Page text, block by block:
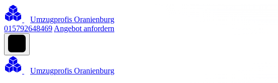
Umzugprofis Oranienburg
015792648469 Angebot anfordern
Umzugprofis Oranienburg